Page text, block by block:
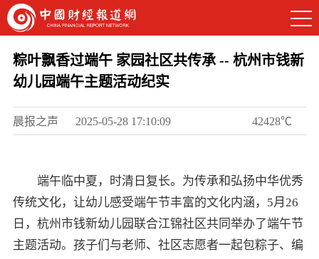
粽叶飘香过端午 家园社区共传承 -- 杭州市钱新
幼儿园端午主题活动纪实
晨报之声 2025-05-28 17:10:09 42428℃
端午临中夏，时清日复长。为传承和弘扬中华优秀
传统文化，让幼儿感受端午节丰富的文化内涵，5月26
日，杭州市钱新幼儿园联合江锦社区共同举办了端午节
主题活动。孩子们与老师、社区志愿者一起包粽子、编